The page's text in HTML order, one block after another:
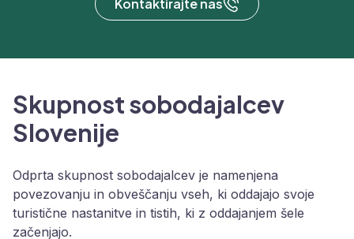
Kontaktirajte nas
Skupnost sobodajalcev
Slovenije
Odprta skupnost sobodajalcev je namenjena
povezovanju in obveščanju vseh, ki oddajajo svoje
turistične nastanitve in tistih, ki z oddajanjem šele
začenjajo.